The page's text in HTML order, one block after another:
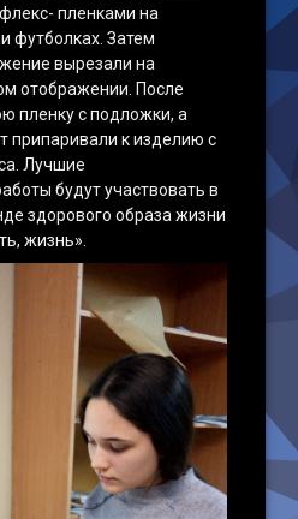
пленками на
футболках. Затем
вырезали на
отображении. После
пленку с подложки, а
припаривали к изделию с
Лучшие
будут участвовать в
здорового образа жизни
жизнь».